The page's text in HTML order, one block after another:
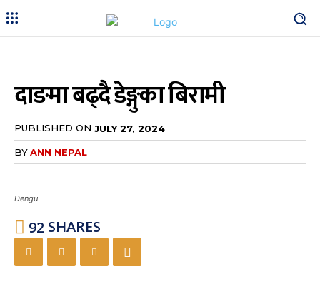
दाङमा बढ्दै डेङ्गुका बिरामी
PUBLISHED ON JULY 27, 2024
BYANN NEPAL
Dengu
92 SHARES